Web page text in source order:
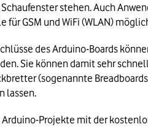
stehen. Auch
GSM und WiFi (WLAN)
des Arduino-Boards
Sie können damit sehr
(sogenannte
lassen.
Projekte mit der